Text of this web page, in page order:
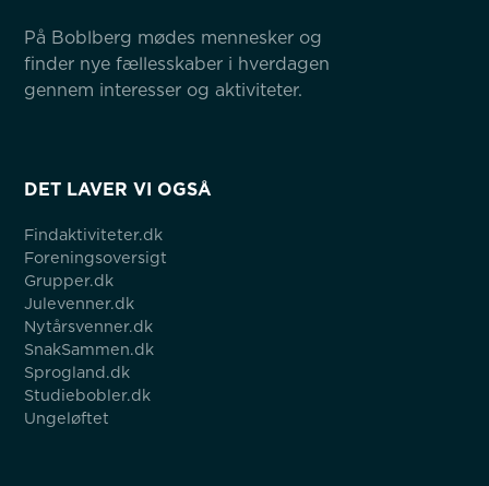
På Boblberg mødes mennesker og
finder nye fællesskaber i hverdagen
gennem interesser og aktiviteter.
DET LAVER VI OGSÅ
Findaktiviteter.dk
Foreningsoversigt
Grupper.dk
Julevenner.dk
Nytårsvenner.dk
SnakSammen.dk
Sprogland.dk
Studiebobler.dk
Ungeløftet